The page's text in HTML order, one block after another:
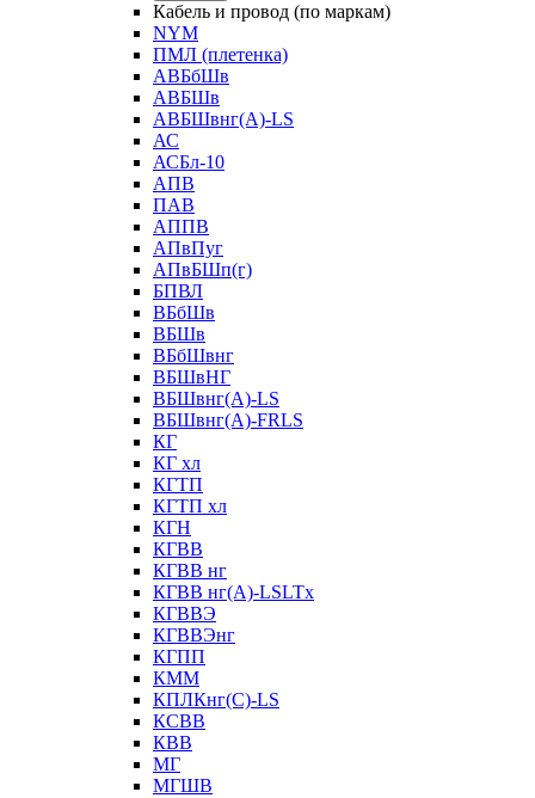
Кабель и провод (по маркам)
NYM
ПМЛ (плетенка)
АВБбШв
АВБШв
АВБШвнг(А)-LS
АС
АСБл-10
АПВ
ПАВ
АППВ
АПвПуг
АПвБШп(г)
БПВЛ
ВБбШв
ВБШв
ВБбШвнг
ВБШвНГ
ВБШвнг(А)-LS
ВБШвнг(А)-FRLS
КГ
КГ хл
КГТП
КГТП хл
КГН
КГВВ
КГВВ нг
КГВВ нг(А)-LSLTx
КГВВЭ
КГВВЭнг
КГПП
КММ
КПЛКнг(C)-LS
КСВВ
КВВ
МГ
МГШВ